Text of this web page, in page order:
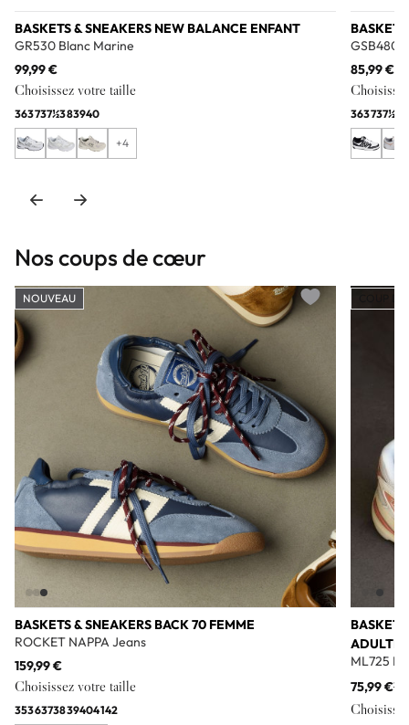
BASKETS & SNEAKERS NEW BALANCE ENFANT
GR530 Blanc Marine
99,99 €
Choisissez votre taille
363737½383940
+4
GSB480
85,99 €
363737½
Nos coups de cœur
BASKETS & SNEAKERS BACK 70 FEMME
ROCKET NAPPA Jeans
159,99 €
Choisissez votre taille
3536373839404142
NOUVEAU
Add to wishlist
ADULTE
ML725
75,99 €